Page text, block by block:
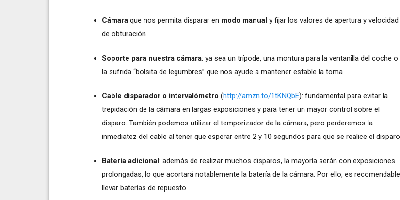
Cámara que nos permita disparar en modo manual y fijar los valores de apertura y velocidad
de obturación
Soporte para nuestra cámara: ya sea un trípode, una montura para la ventanilla del coche o
la sufrida “bolsita de legumbres” que nos ayude a mantener estable la toma
Cable disparador o intervalómetro (http://amzn.to/1tKNQbE): fundamental para evitar la
trepidación de la cámara en largas exposiciones y para tener un mayor control sobre el
disparo. También podemos utilizar el temporizador de la cámara, pero perderemos la
inmediatez del cable al tener que esperar entre 2 y 10 segundos para que se realice el disparo
Batería adicional: además de realizar muchos disparos, la mayoría serán con exposiciones
prolongadas, lo que acortará notablemente la batería de la cámara. Por ello, es recomendable
llevar baterías de repuesto